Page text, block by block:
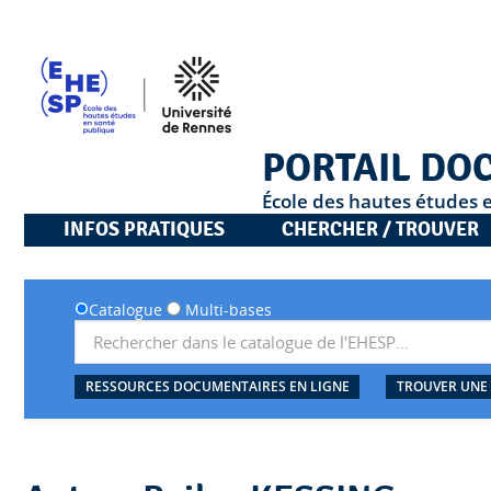
PORTAIL
École des hautes études
INFOS PRATIQUES
CHERCHER / TROUVER
Catalogue Multi-bases
RESSOURCES DOCUMENTAIRES EN LIGNE TROUVER UNE